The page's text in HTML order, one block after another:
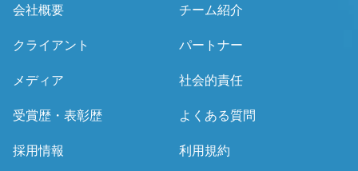
会社概要
チーム紹介
クライアント パートナー
メディア 社会的責任
受賞歴・表彰歴 よくある質問
採用情報 利用規約